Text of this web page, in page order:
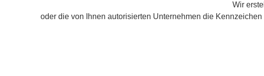
Wir
oder die von Ihnen autorisierten Unternehmen die